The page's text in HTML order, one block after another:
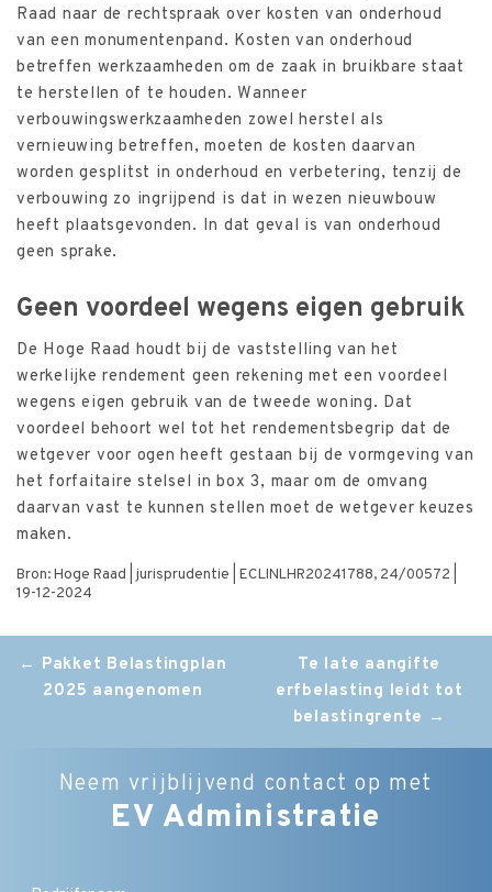
Raad naar de rechtspraak over kosten van onderhoud
van een monumentenpand. Kosten van onderhoud
betreffen werkzaamheden om de zaak in bruikbare staat
te herstellen of te houden. Wanneer
verbouwingswerkzaamheden zowel herstel als
vernieuwing betreffen, moeten de kosten daarvan
worden gesplitst in onderhoud en verbetering, tenzij de
verbouwing zo ingrijpend is dat in wezen nieuwbouw
heeft plaatsgevonden. In dat geval is van onderhoud
geen sprake.
Geen voordeel wegens eigen gebruik
De Hoge Raad houdt bij de vaststelling van het
werkelijke rendement geen rekening met een voordeel
wegens eigen gebruik van de tweede woning. Dat
voordeel behoort wel tot het rendementsbegrip dat de
wetgever voor ogen heeft gestaan bij de vormgeving van
het forfaitaire stelsel in box 3, maar om de omvang
daarvan vast te kunnen stellen moet de wetgever keuzes
maken.
Bron: Hoge Raad | jurisprudentie | ECLINLHR20241788, 24/00572 |
19-12-2024
Post
navigation
← Pakket Belastingplan
2025 aangenomen
Te late aangifte
erfbelasting leidt tot
belastingrente →
Neem vrijblijvend contact op met
EV Administratie